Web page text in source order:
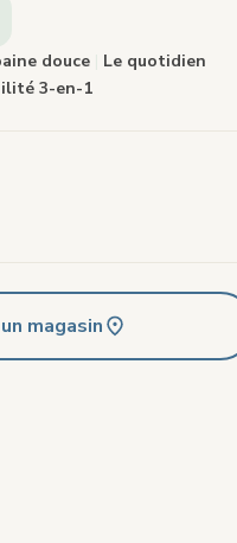
douce
Le quotidien
3-en-1
magasin